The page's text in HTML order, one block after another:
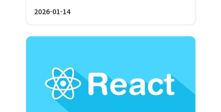
패턴이 뚜렷했습니다. 다단계화·지속성 표준화
형 탈취, C2 중심의 동적 기능 전개가 핵심이며,
대응을 넘어 주기 실행·LOLBins·스크립트 체인
·크리덴셜 남용을 지표로 한 행위 기반 탐지와
위협 헌팅 표준을 제시했다는 점에서 의미가 있
2026-01-14